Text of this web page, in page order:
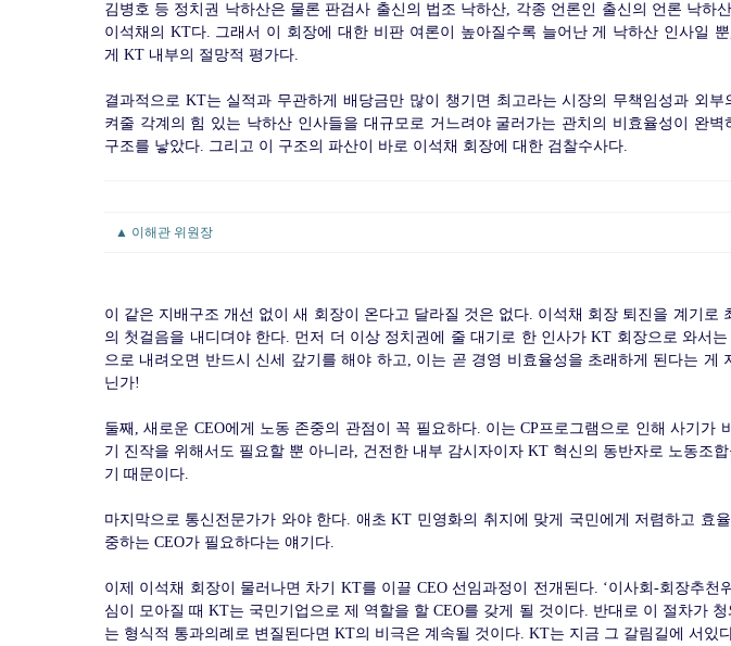
김병호 등 정치권 낙하산은 물론 판검사 출신의 법조 낙하산, 각종 언론인 출신의 언론 낙하
이석채의 KT다. 그래서 이 회장에 대한 비판 여론이 높아질수록 늘어난 게 낙하산 인사일
게 KT 내부의 절망적 평가다.
결과적으로 KT는 실적과 무관하게 배당금만 많이 챙기면 최고라는 시장의 무책임성과 외부
켜줄 각계의 힘 있는 낙하산 인사들을 대규모로 거느려야 굴러가는 관치의 비효율성이 완벽
구조를 낳았다. 그리고 이 구조의 파산이 바로 이석채 회장에 대한 검찰수사다.
▲ 이해관 위원장
이 같은 지배구조 개선 없이 새 회장이 온다고 달라질 것은 없다. 이석채 회장 퇴진을 계기로
의 첫걸음을 내디뎌야 한다. 먼저 더 이상 정치권에 줄 대기로 한 인사가 KT 회장으로 와서
으로 내려오면 반드시 신세 갚기를 해야 하고, 이는 곧 경영 비효율성을 초래하게 된다는 게
닌가!
둘째, 새로운 CEO에게 노동 존중의 관점이 꼭 필요하다. 이는 CP프로그램으로 인해 사기가
기 진작을 위해서도 필요할 뿐 아니라, 건전한 내부 감시자이자 KT 혁신의 동반자로 노동조
기 때문이다.
마지막으로 통신전문가가 와야 한다. 애초 KT 민영화의 취지에 맞게 국민에게 저렴하고 효
중하는 CEO가 필요하다는 얘기다.
이제 이석채 회장이 물러나면 차기 KT를 이끌 CEO 선임과정이 전개된다. ‘이사회-회장추천
심이 모아질 때 KT는 국민기업으로 제 역할을 할 CEO를 갖게 될 것이다. 반대로 이 절차가
는 형식적 통과의례로 변질된다면 KT의 비극은 계속될 것이다. KT는 지금 그 갈림길에 서있